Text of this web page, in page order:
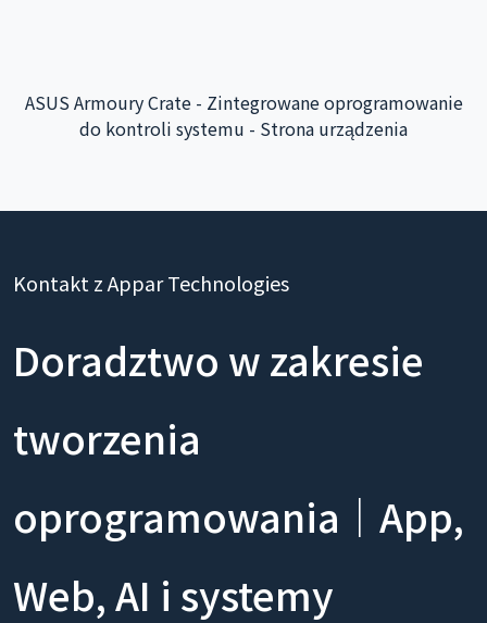
Interaktywna aplikacja lotniska Taoyuan - integracja
systemu zaplecza
Kontakt z Appar Technologies
Doradztwo w zakresie
tworzenia
oprogramowania｜App,
Web, AI i systemy